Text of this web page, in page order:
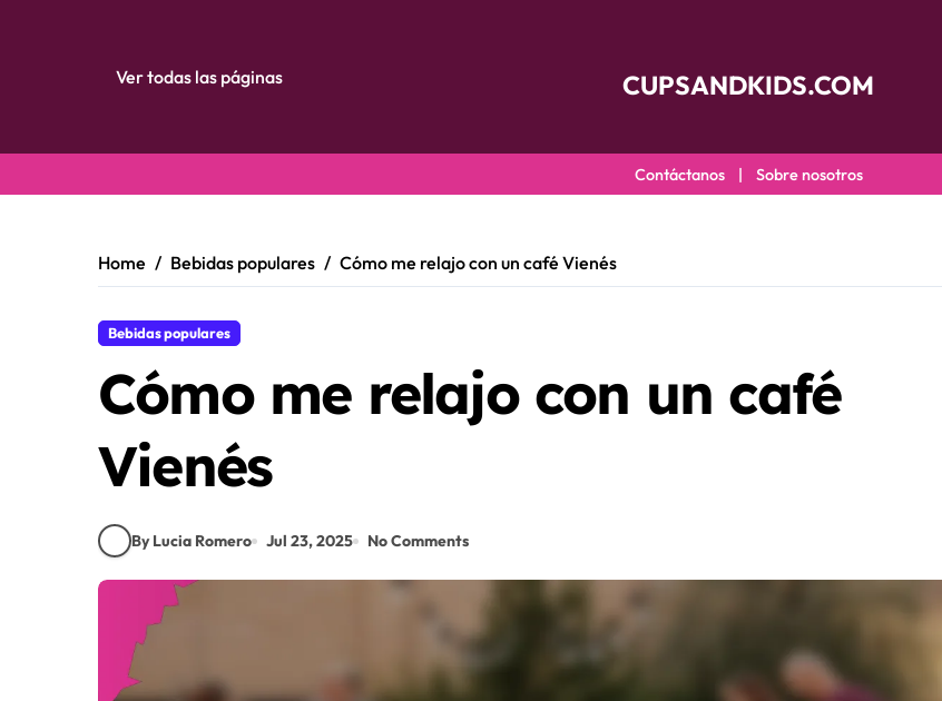
Ver todas las páginas CUPSANDKIDS.COM
Contáctanos | Sobre nosotros
Home Bebidas populares Cómo me relajo con un café Vienés
Bebidas populares
Cómo me relajo con un café
Vienés
By Lucia Romero Jul 23, 2025 No Comments